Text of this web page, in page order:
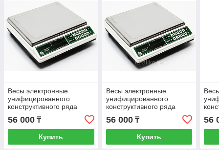
Весы электронные
унифицированного
конструктивного ряда
ВЭУ-32-5/10-А по ТУ4274-
046-00226454-
56 000 ₸
Купить
Весы электронные
унифицированного
конструктивного ряда
ВЭУ-32-5/10-А по ТУ4274-
046-00226454-
56 000₸
Купить
56